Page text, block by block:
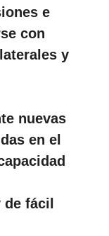
e
con
y
nuevas
en el
fácil